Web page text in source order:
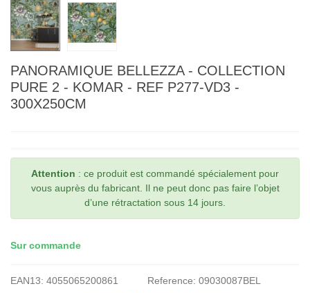
PANORAMIQUE BELLEZZA - COLLECTION
PURE 2 - KOMAR - REF P277-VD3 -
300X250CM
Attention : ce produit est commandé spécialement pour
vous auprès du fabricant. Il ne peut donc pas faire l’objet
d’une rétractation sous 14 jours.
Sur commande
EAN13: 4055065200861 Reference: 09030087BEL